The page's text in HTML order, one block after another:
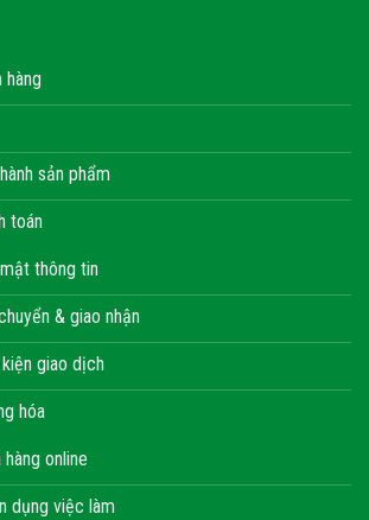
hàng
sản phẩm
toán
thông tin
& giao nhận
giao dịch
hóa
online
dụng việc làm